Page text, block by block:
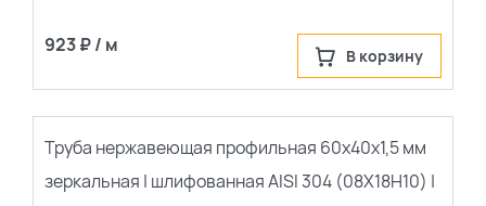
923 ₽ / м В корзину
Труба нержавеющая профильная 60х40х1,5 мм
зеркальная | шлифованная AISI 304 (08Х18Н10) |